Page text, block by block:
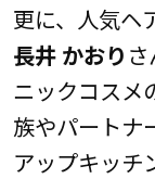
更に、人気ヘ
長井 かおり さ
ニックコスメ
族やパートナ
アップキッチ